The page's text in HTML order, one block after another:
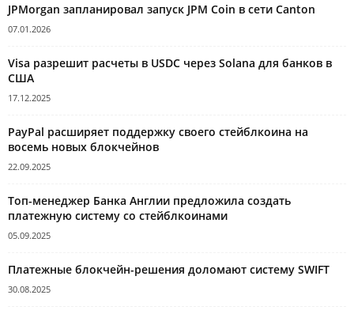
JPMorgan запланировал запуск JPM Coin в сети Canton
07.01.2026
Visa разрешит расчеты в USDC через Solana для банков в
США
17.12.2025
PayPal расширяет поддержку своего стейблкоина на
восемь новых блокчейнов
22.09.2025
Топ-менеджер Банка Англии предложила создать
платежную систему со стейблкоинами
05.09.2025
Платежные блокчейн-решения доломают систему SWIFT
30.08.2025